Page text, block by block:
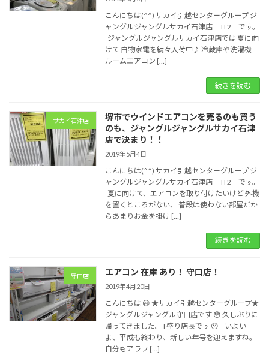
こんにちは(^^) サカイ引越センターグループ ジ
ャングルジャングルサカイ石津店 IT2 です。
ジャングルジャングルサカイ石津店では 夏に向
けて 白物家電を続々入荷中♪ 冷蔵庫や洗濯機
ルームエアコン […]
続きを読む
サカイ石津店
堺市でウインドエアコンを売るのも買う
のも、ジャングルジャングルサカイ石津
店で決まり！！
2019年5月4日
こんにちは(^^) サカイ引越センターグループ ジ
ャングルジャングルサカイ石津店 IT2 です。
夏に向けて、エアコンを取り付けたいけど 外機
を置くところがない、 普段は使わない部屋だか
らあまりお金を掛け […]
続きを読む
守口店 エアコン 在庫 あり！ 守口店！
2019年4月20日
こんにちは 😆 ★サカイ引越センターグループ★
ジャングルジャングル守口店です 😳 久しぶりに
帰ってきました。T盛り店長です 😯 いよい
よ、平成も終わり、新しい年号を迎えますね。
自分もアラフ […]